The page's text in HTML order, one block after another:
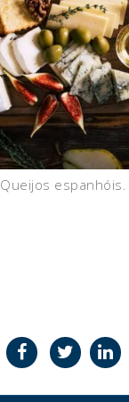
Queijos espanhóis.